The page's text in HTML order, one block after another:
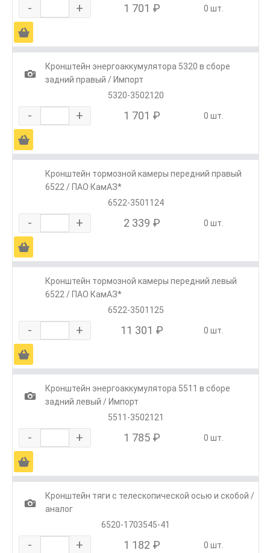
- + 1 701 ₽ 0 шт.
Ä
1
Кронштейн энергоаккумулятора 5320 в сборе
задний правый / Импорт
5320-3502120
- + 1 701 ₽ 0 шт.
Ä
Кронштейн тормозной камеры передний правый
6522 / ПАО КамАЗ*
6522-3501124
- + 2 339 ₽ 0 шт.
Ä
Кронштейн тормозной камеры передний левый
6522 / ПАО КамАЗ*
6522-3501125
- + 11 301 ₽ 0 шт.
Ä
1
Кронштейн энергоаккумулятора 5511 в сборе
задний левый / Импорт
5511-3502121
- + 1 785 ₽ 0 шт.
Ä
1
Кронштейн тяги с телескопической осью и скобой /
аналог
6520-1703545-41
- + 1 182 ₽ 0 шт.